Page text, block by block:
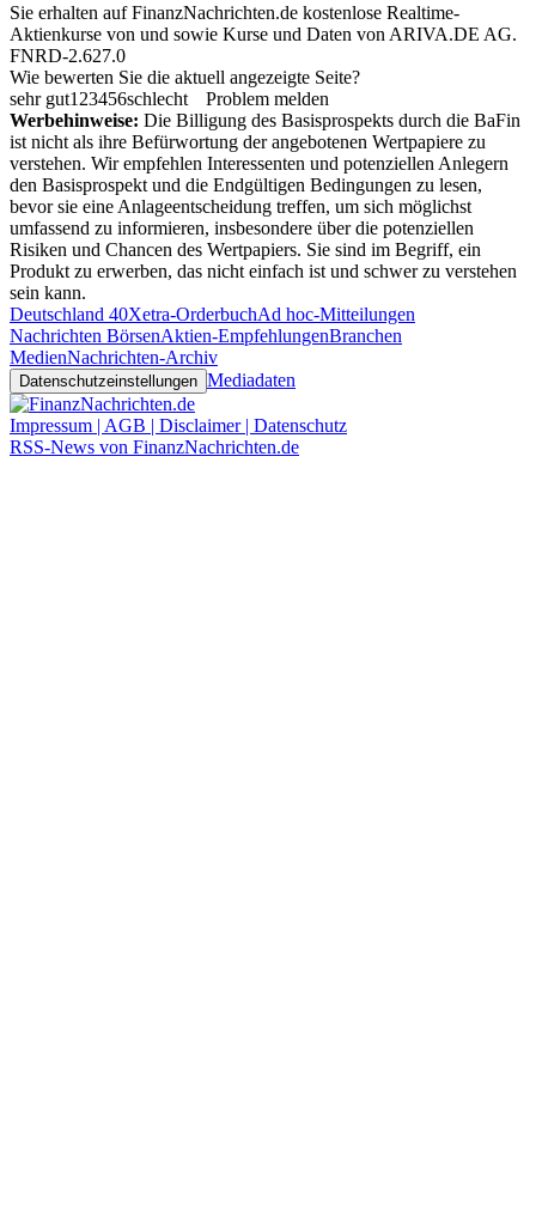
Sie erhalten auf FinanzNachrichten.de kostenlose Realtime-
Aktienkurse von und sowie Kurse und Daten von ARIVA.DE AG.
FNRD-2.627.0
Wie bewerten Sie die aktuell angezeigte Seite?
sehr gut1 23456schlecht
Problem melden
Werbehinweise: Die Billigung des Basisprospekts durch die BaFin
ist nicht als ihre Befürwortung der angebotenen Wertpapiere zu
verstehen. Wir empfehlen Interessenten und potenziellen Anlegern
den Basisprospekt und die Endgültigen Bedingungen zu lesen,
bevor sie eine Anlageentscheidung treffen, um sich möglichst
umfassend zu informieren, insbesondere über die potenziellen
Risiken und Chancen des Wertpapiers. Sie sind im Begriff, ein
Produkt zu erwerben, das nicht einfach ist und schwer zu verstehen
sein kann.
Deutschland 40Xetra-OrderbuchAd hoc-Mitteilungen
Nachrichten BörsenAktien-EmpfehlungenBranchen
MedienNachrichten-Archiv
Datenschutzeinstellungen Mediadaten
Impressum | AGB | Disclaimer | Datenschutz
RSS-News von FinanzNachrichten.de